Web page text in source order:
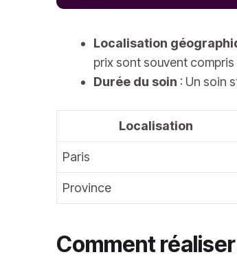
Localisation
prix sont souvent
Durée du soin : Un soin
Localisation
Paris
Province
Comment